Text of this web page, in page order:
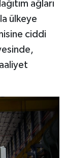
ağları
ülkeye
ciddi